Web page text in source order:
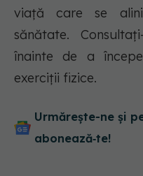
viață care se
sănătate.
înainte de a
exerciții fizice.
Urmărește-ne și
abonează‑te!